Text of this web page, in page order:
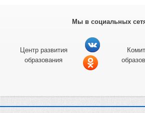
Мы в социальных
Центр развития
образования